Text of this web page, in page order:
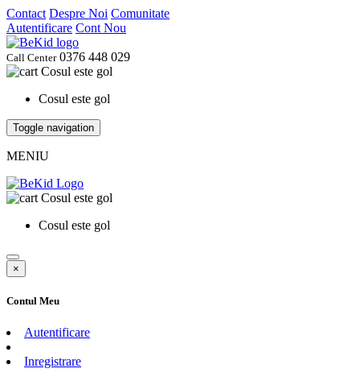
Contact Despre Noi Comunitate
Autentificare Cont Nou
Call Center0376 448 029
Cosul este gol
Cosul este gol
Toggle navigation
MENIU
Cosul este gol
Cosul este gol
×
Contul Meu
Autentificare
Inregistrare